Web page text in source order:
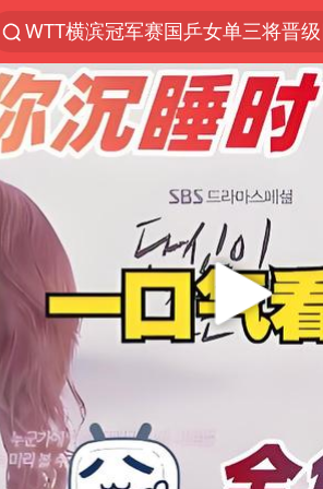
WTT横滨冠军赛国乒女单三将晋
光影经济撬动暑期消费新蓝海
微信又有新功能，你可以“撤回”你
郑丽文：台湾从来没有“独立”过
央视新主播李秋莹孙亚鹏亮相
新疆优化调整景区内自驾服务费
情侣在平潭拍日出时坠崖致一死
泰国初中生饮弹自尽前开了26枪
全民健身事业高质量发展
台当局重金为“台独”织“皇帝新衣”
几元成本的AI广告导致千万市值